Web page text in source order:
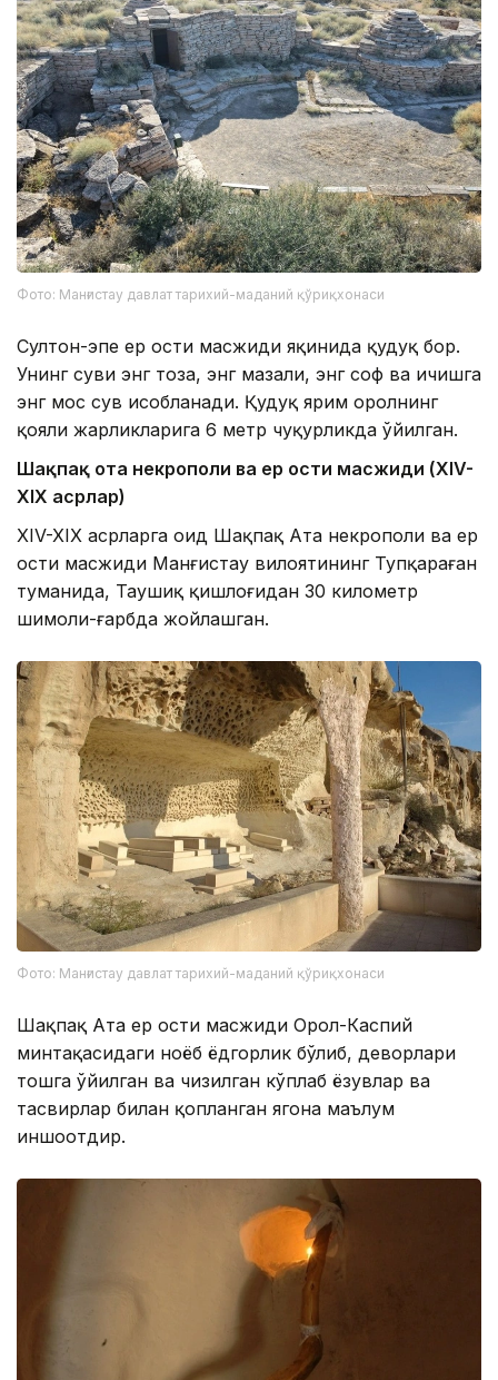
Фото: Манғистау давлат тарихий-маданий қўриқхонаси
Султон-эпе ер ости масжиди яқинида қудуқ бор.
Унинг суви энг тоза, энг мазали, энг соф ва ичишга
энг мос сув ҳисобланади. Қудуқ ярим оролнинг
қояли жарликларига 6 метр чуқурликда ўйилган.
Шақпақ ота некрополи ва ер ости масжиди (XIV-
XIX асрлар)
XIV-XIX асрларга оид Шақпақ Ата некрополи ва ер
ости масжиди Манғистау вилоятининг Тупқараған
туманида, Таушиқ қишлоғидан 30 километр
шимоли-ғарбда жойлашган.
Фото: Манғистау давлат тарихий-маданий қўриқхонаси
Шақпақ Ата ер ости масжиди Орол-Каспий
минтақасидаги ноёб ёдгорлик бўлиб, деворлари
тошга ўйилган ва чизилган кўплаб ёзувлар ва
тасвирлар билан қопланган ягона маълум
иншоотдир.